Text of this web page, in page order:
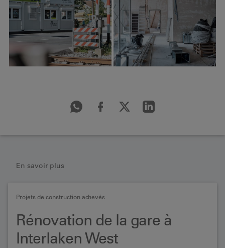
En savoir plus
Projets de construction achevés
Rénovation de la gare à
Interlaken West